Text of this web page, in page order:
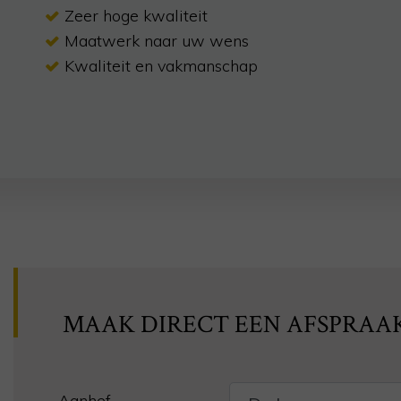
Zeer hoge kwaliteit
Maatwerk naar uw wens
Kwaliteit en vakmanschap
MAAK DIRECT EEN